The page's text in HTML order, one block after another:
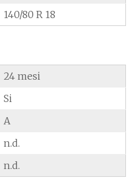
140/80 R 18
24 mesi
Si
A
n.d.
n.d.